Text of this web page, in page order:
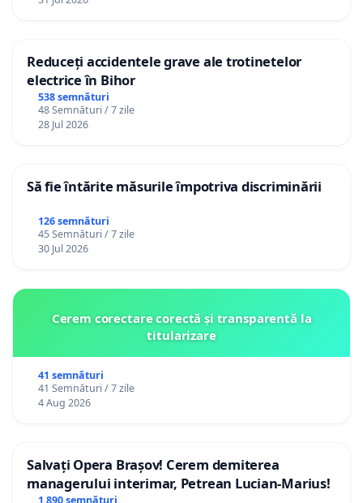
Reduceți accidentele grave ale trotinetelor
electrice în Bihor
538 semnături
48 Semnături / 7 zile
28 Jul 2026
Să fie întărite măsurile împotriva discriminării
126 semnături
45 Semnături / 7 zile
30 Jul 2026
Cerem corectare corectă și transparentă la
titularizare
41 semnături
41 Semnături / 7 zile
4 Aug 2026
Salvați Opera Brașov! Cerem demiterea
managerului interimar, Petrean Lucian-Marius!